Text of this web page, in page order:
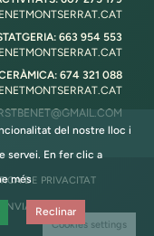
663 954 553
674 321 088
DE PRIVACITAT
del nostre lloc i
servei. En fer clic a
més
Reclinar
Cookies settings